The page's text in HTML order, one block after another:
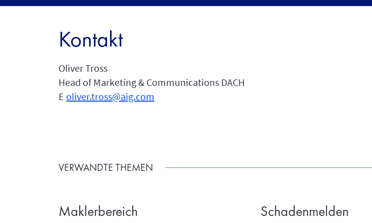
Kontakt
Oliver Tross
Head of Marketing & Communications DACH
E oliver.tross@aig.com
VERWANDTE THEMEN
Maklerbereich Schadenmelden